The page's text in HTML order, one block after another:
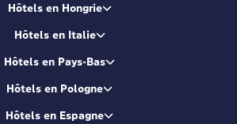
Hôtels en Hongrie
Hôtels en Italie
Hôtels en Pays-Bas
Hôtels en Pologne
Hôtels en Espagne